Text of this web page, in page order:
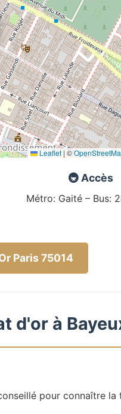
Leaflet | ©
🚇 Accès
Métro: Gaité – Bus:
Paris 75014
d'or à
pour connaître la